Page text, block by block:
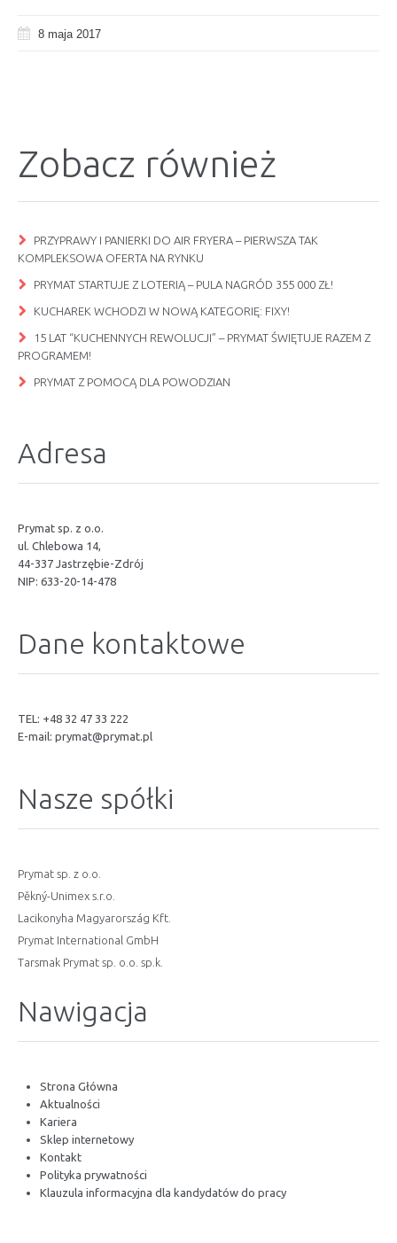
8 maja 2017
Zobacz również
PRZYPRAWY I PANIERKI DO AIR FRYERA – PIERWSZA TAK
KOMPLEKSOWA OFERTA NA RYNKU
PRYMAT STARTUJE Z LOTERIĄ – PULA NAGRÓD 355 000 ZŁ!
KUCHAREK WCHODZI W NOWĄ KATEGORIĘ: FIXY!
15 LAT “KUCHENNYCH REWOLUCJI” – PRYMAT ŚWIĘTUJE RAZEM Z
PROGRAMEM!
PRYMAT Z POMOCĄ DLA POWODZIAN
Adresa
Prymat sp. z o.o.
ul. Chlebowa 14,
44-337 Jastrzębie-Zdrój
NIP: 633-20-14-478
Dane kontaktowe
TEL: +48 32 47 33 222
E-mail: prymat@prymat.pl
Nasze spółki
Prymat sp. z o.o.
Pěkný-Unimex s.r.o.
Lacikonyha Magyarország Kft.
Prymat International GmbH
Tarsmak Prymat sp. o.o. sp.k.
Nawigacja
Strona Główna
Aktualności
Kariera
Sklep internetowy
Kontakt
Polityka prywatności
Klauzula informacyjna dla kandydatów do pracy